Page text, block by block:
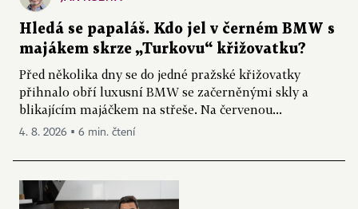
Hledá se papaláš. Kdo jel v černém BMW s
majákem skrze „Turkovu“ křižovatku?
Před několika dny se do jedné pražské křižovatky
přihnalo obří luxusní BMW se začerněnými skly a
blikajícím majáčkem na střeše. Na červenou...
4. 8. 2026 ▪ 6 min. čtení